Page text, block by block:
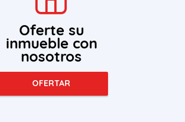
Oferte su
inmueble con
nosotros
OFERTAR